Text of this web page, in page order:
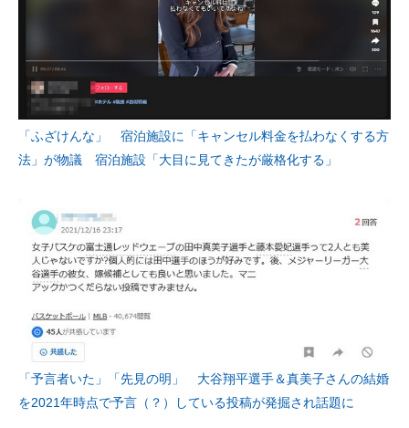
企業ITのトレンドを詳説
経営リーダーのコミュニティ
マーケ×ITの今がよく分かる
企業向けIT製品の総合サイト
IT製品の技術・比較・事例
製造業のIT導入・活用を支援
モノづくり技術者専門サイト
エレクトロニクス専門サイト
電子設計の基本と応用
「ふざけんな」 宿泊施設に「キャンセル料金を払わなくする方
法」が物議 宿泊施設「大目に見てきたが厳格化する」
「予言者いた」「先見の明」 大谷翔平選手＆真美子さんの結婚
を2021年時点で予言（？）している投稿が発掘され話題に